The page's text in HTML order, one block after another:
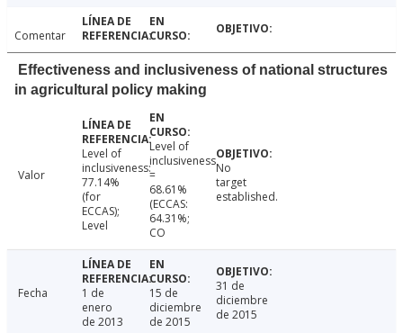
Comentar
Effectiveness and inclusiveness of national structures
in agricultural policy making
Valor
Level of
inclusiveness:
77.14%
(for
ECCAS);
Level
Level of
inclusiveness
=
68.61%
(ECCAS:
64.31%;
CO
No
target
established.
Fecha
1 de
enero
de 2013
15 de
diciembre
de 2015
31 de
diciembre
de 2015